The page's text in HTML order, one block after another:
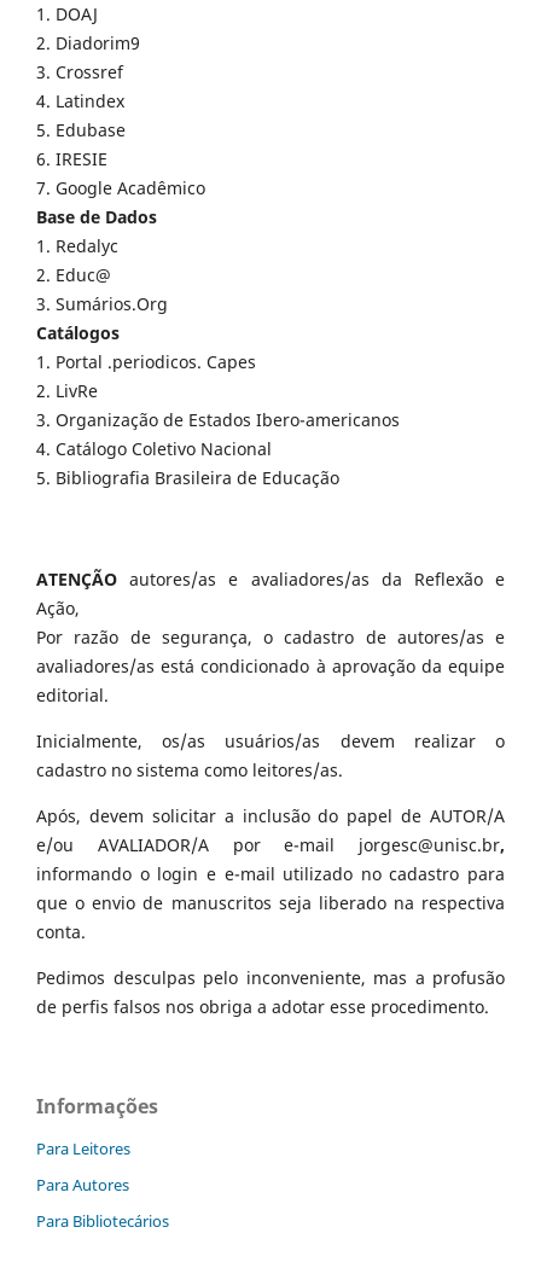
1. DOAJ
2. Diadorim9
3. Crossref
4. Latindex
5. Edubase
6. IRESIE
7. Google Acadêmico
Base de Dados
1. Redalyc
2. Educ@
3. Sumários.Org
Catálogos
1. Portal .periodicos. Capes
2. LivRe
3. Organização de Estados Ibero-americanos
4. Catálogo Coletivo Nacional
5. Bibliografia Brasileira de Educação
ATENÇÃO autores/as e avaliadores/as da Reflexão e
Ação,
Por razão de segurança, o cadastro de autores/as e
avaliadores/as está condicionado à aprovação da equipe
editorial.
Inicialmente, os/as usuários/as devem realizar o
cadastro no sistema como leitores/as.
Após, devem solicitar a inclusão do papel de AUTOR/A
e/ou AVALIADOR/A por e-mail jorgesc@unisc.br,
informando o login e e-mail utilizado no cadastro para
que o envio de manuscritos seja liberado na respectiva
conta.
Pedimos desculpas pelo inconveniente, mas a profusão
de perfis falsos nos obriga a adotar esse procedimento.
Informações
Para Leitores
Para Autores
Para Bibliotecários